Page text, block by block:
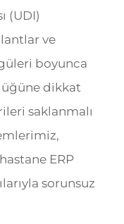
(UDI)
ve
boyunca
dikkat
saklanmalı
ERP
sorunsuz